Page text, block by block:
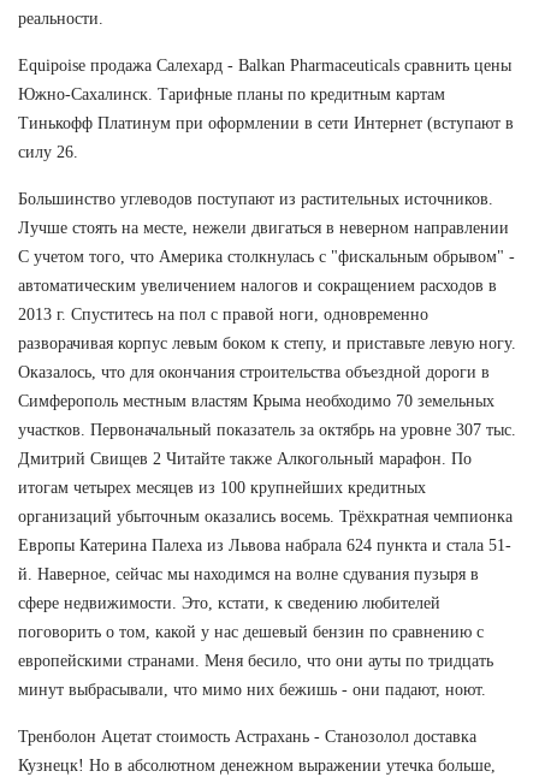
реальности.
Equipoise продажа Салехард - Balkan Pharmaceuticals сравнить цены
Южно-Сахалинск. Тарифные планы по кредитным картам
Тинькофф Платинум при оформлении в сети Интернет (вступают в
силу 26.
Большинство углеводов поступают из растительных источников.
Лучше стоять на месте, нежели двигаться в неверном направлении
С учетом того, что Америка столкнулась с "фискальным обрывом" -
автоматическим увеличением налогов и сокращением расходов в
2013 г. Спуститесь на пол с правой ноги, одновременно
разворачивая корпус левым боком к степу, и приставьте левую ногу.
Оказалось, что для окончания строительства объездной дороги в
Симферополь местным властям Крыма необходимо 70 земельных
участков. Первоначальный показатель за октябрь на уровне 307 тыс.
Дмитрий Свищев 2 Читайте также Алкогольный марафон. По
итогам четырех месяцев из 100 крупнейших кредитных
организаций убыточным оказались восемь. Трёхкратная чемпионка
Европы Катерина Палеха из Львова набрала 624 пункта и стала 51-
й. Наверное, сейчас мы находимся на волне сдувания пузыря в
сфере недвижимости. Это, кстати, к сведению любителей
поговорить о том, какой у нас дешевый бензин по сравнению с
европейскими странами. Меня бесило, что они ауты по тридцать
минут выбрасывали, что мимо них бежишь - они падают, ноют.
Тренболон Ацетат стоимость Астрахань - Станозолол доставка
Кузнецк! Но в абсолютном денежном выражении утечка больше,